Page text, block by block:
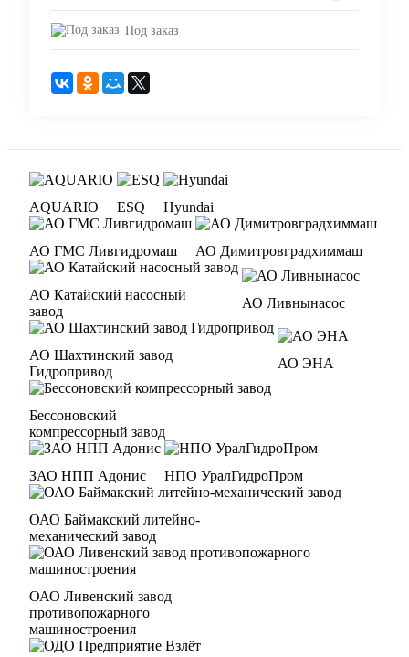
Под заказ
AQUARIO ESQ Hyundai
АО ГМС Ливгидромаш АО Димитровградхиммаш
АО Катайский насосный
завод
АО Ливнынасос
АО Шахтинский завод
Гидропривод
АО ЭНА
Бессоновский
компрессорный завод
ЗАО НПП Адонис НПО УралГидроПром
ОАО Баймакский литейно-
механический завод
ОАО Ливенский завод
противопожарного
машиностроения